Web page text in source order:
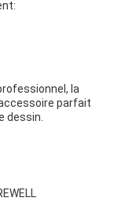
la
parfait
dessin.